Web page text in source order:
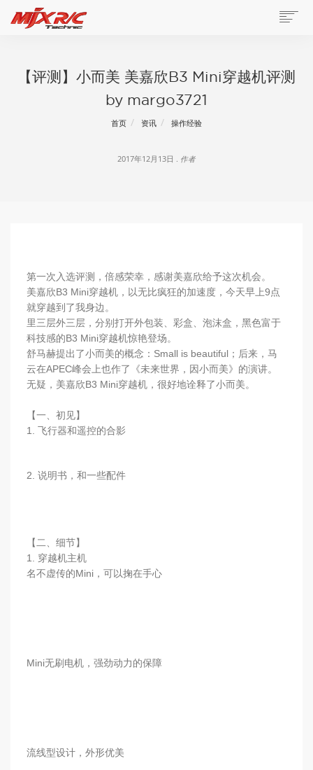
【评测】小而美 美嘉欣B3 Mini穿越机评测
by margo3721
首页 资讯 操作经验
2017年12月13日 . 作者
第一次入选评测，倍感荣幸，感谢美嘉欣给予这次机会。
美嘉欣B3 Mini穿越机，以无比疯狂的加速度，今天早上9点
就穿越到了我身边。
里三层外三层，分别打开外包装、彩盒、泡沫盒，黑色富于
科技感的B3 Mini穿越机惊艳登场。
舒马赫提出了小而美的概念：Small is beautiful；后来，马
云在APEC峰会上也作了《未来世界，因小而美》的演讲。
无疑，美嘉欣B3 Mini穿越机，很好地诠释了小而美。
【一、初见】
1. 飞行器和遥控的合影
2. 说明书，和一些配件
【二、细节】
1. 穿越机主机
名不虚传的Mini，可以掬在手心
Mini无刷电机，强劲动力的保障
流线型设计，外形优美